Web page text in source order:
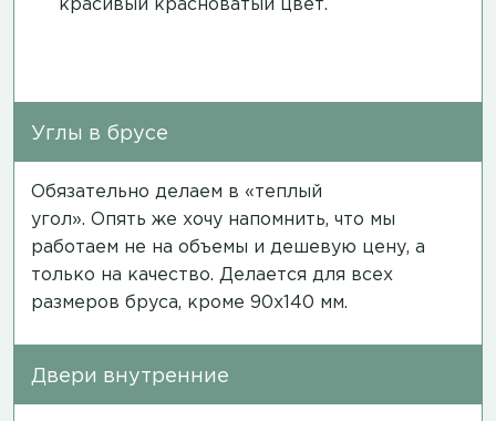
красивый красноватый цвет.
Углы в брусе
Обязательно делаем в «теплый
угол». Опять же хочу напомнить, что мы
работаем не на объемы и дешевую цену, а
только на качество. Делается для всех
размеров бруса, кроме 90х140 мм.
Двери внутренние